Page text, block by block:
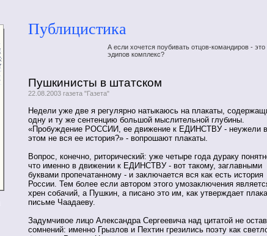
Публицистика
А если хочется поубивать отцов-командиров - это
эдипов комплекс?
Пушкинисты в штатском
22.08.2003 газета "Газета"
Недели уже две я регулярно натыкаюсь на плакаты,
одну и ту же сентенцию большой мыслительной глубины.
«Пробуждение РОССИИ, ее движение к ЕДИНСТВУ - неужели в
этом не вся ее история?» - вопрошают плакаты.
Вопрос, конечно, риторический: уже четыре года дураку
что именно в движении к ЕДИНСТВУ - вот такому, заглавными
буквами пропечатанному - и заключается вся как есть история
России. Тем более если автором этого умозаключения
хрен собачий, а Пушкин, а писано это им, как утверждает
письме Чаадаеву.
Задумчивое лицо Александра Сергеевича над цитатой не
сомнений: именно Грызлов и Пехтин грезились поэту как